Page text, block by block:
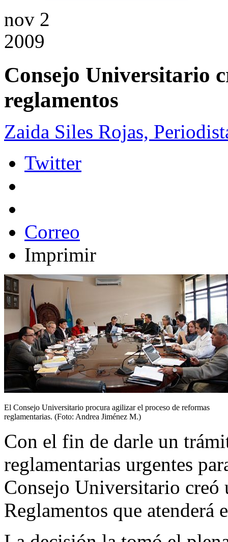
nov 2
2009
Consejo Universitario
reglamentos
Zaida Siles Rojas,
Twitter
Correo
Imprimir
El Consejo Universitario procura agilizar el proceso de reformas
reglamentarias. (Foto: Andrea Jiménez M.)
Con el fin de darle un
reglamentarias urgentes
Consejo Universitario creó
Reglamentos que atenderá